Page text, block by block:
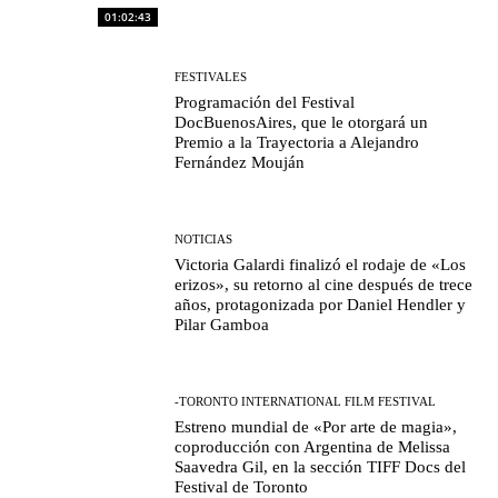
01:02:43
FESTIVALES
Programación del Festival
DocBuenosAires, que le otorgará un
Premio a la Trayectoria a Alejandro
Fernández Mouján
NOTICIAS
Victoria Galardi finalizó el rodaje de «Los
erizos», su retorno al cine después de trece
años, protagonizada por Daniel Hendler y
Pilar Gamboa
-TORONTO INTERNATIONAL FILM FESTIVAL
Estreno mundial de «Por arte de magia»,
coproducción con Argentina de Melissa
Saavedra Gil, en la sección TIFF Docs del
Festival de Toronto